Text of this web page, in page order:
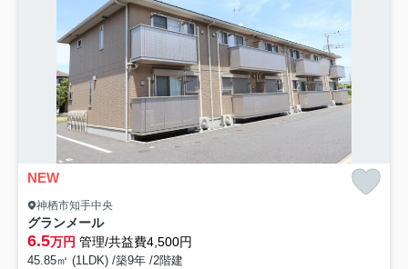
NEW
神栖市知手中央
グランメール
6.5万円 管理/共益費4,500円
45.85㎡ (1LDK) /築9年 /2階建